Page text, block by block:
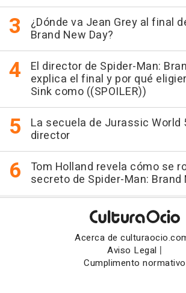
¿Dónde va Jean Grey al final
Brand New Day?
El director de Spider-Man:
explica el final y por qué
Sink como ((SPOILER))
La secuela de Jurassic World
director
Tom Holland revela cómo se
secreto de Spider-Man: Brand
Acerca de
Aviso Legal |
Cumplimento normativo